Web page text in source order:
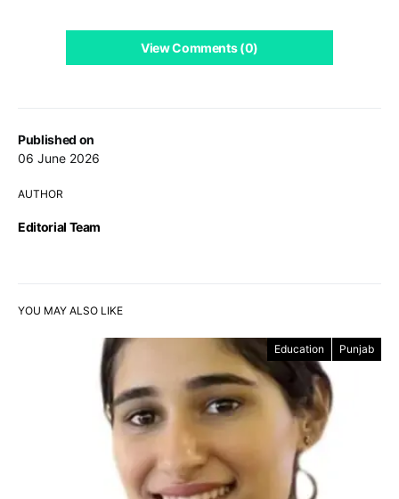
Published on
06 June 2026
AUTHOR
Editorial Team
View Comments (0)
YOU MAY ALSO LIKE
Education Punjab